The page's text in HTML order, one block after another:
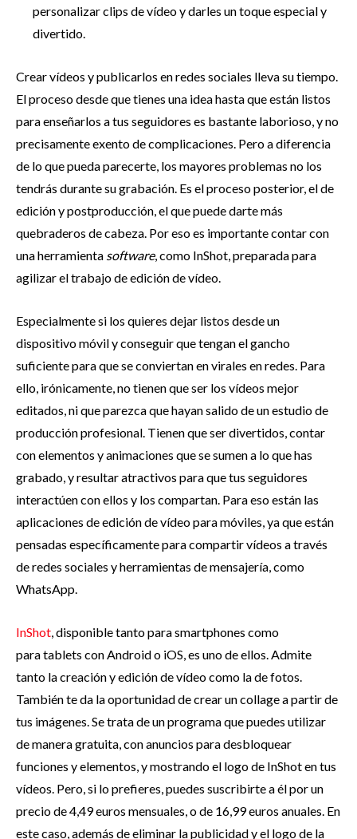
personalizar clips de vídeo y darles un toque especial y
divertido.
Crear vídeos y publicarlos en redes sociales lleva su tiempo.
El proceso desde que tienes una idea hasta que están listos
para enseñarlos a tus seguidores es bastante laborioso, y no
precisamente exento de complicaciones. Pero a diferencia
de lo que pueda parecerte, los mayores problemas no los
tendrás durante su grabación. Es el proceso posterior, el de
edición y postproducción, el que puede darte más
quebraderos de cabeza. Por eso es importante contar con
una herramienta software, como InShot, preparada para
agilizar el trabajo de edición de vídeo.
Especialmente si los quieres dejar listos desde un
dispositivo móvil y conseguir que tengan el gancho
suficiente para que se conviertan en virales en redes. Para
ello, irónicamente, no tienen que ser los vídeos mejor
editados, ni que parezca que hayan salido de un estudio de
producción profesional. Tienen que ser divertidos, contar
con elementos y animaciones que se sumen a lo que has
grabado, y resultar atractivos para que tus seguidores
interactúen con ellos y los compartan. Para eso están las
aplicaciones de edición de vídeo para móviles, ya que están
pensadas específicamente para compartir vídeos a través
de redes sociales y herramientas de mensajería, como
WhatsApp.
InShot , disponible tanto para smartphones como
para tablets con Android o iOS, es uno de ellos. Admite
tanto la creación y edición de vídeo como la de fotos.
También te da la oportunidad de crear un collage a partir de
tus imágenes. Se trata de un programa que puedes utilizar
de manera gratuita, con anuncios para desbloquear
funciones y elementos, y mostrando el logo de InShot en tus
vídeos. Pero, si lo prefieres, puedes suscribirte a él por un
precio de 4,49 euros mensuales, o de 16,99 euros anuales. En
este caso, además de eliminar la publicidad y el logo de la